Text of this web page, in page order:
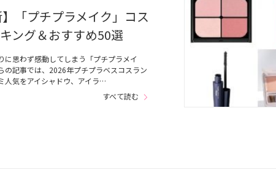
】「プチプラメイク」コス
ング＆おすすめ50選
に思わず感動してしまう「プチプラメイ
の記事では、2026年プチプラベスコスラン
人気をアイシャドウ、アイラ…
すべて読む